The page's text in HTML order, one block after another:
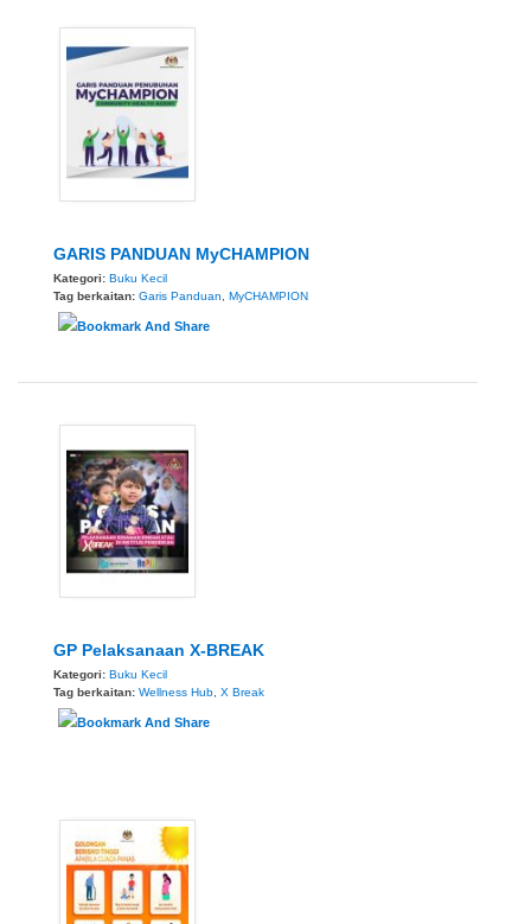
GARIS PANDUAN MyCHAMPION
Kategori: Buku Kecil
Tag berkaitan: Garis Panduan MyCHAMPION
GP Pelaksanaan X-BREAK
Kategori: Buku Kecil
Tag berkaitan: Wellness Hub, X Break